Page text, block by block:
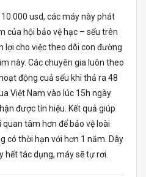
usd, các máy này phát
của hội bảo vệ hạc – sếu trên
lợi cho việc theo dõi con đường
này. Các chuyên gia luôn theo
động cuả sếu khi thả ra 48
Việt Nam vào lúc 15h ngày
được tín hiệu. Kết quả giúp
tâm hơn để bảo vệ loài
có thời hạn với hơn 1 năm. Dây
hết tác dụng, máy sẽ tự rơi.